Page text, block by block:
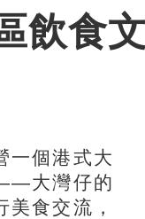
飲食文
個港式大
大灣仔的
食交流，